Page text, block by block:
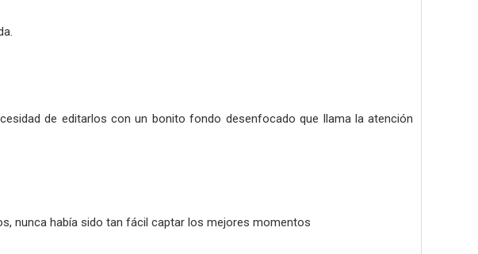
de editarlos con un bonito fondo desenfocado que llama la atención
nunca había sido tan fácil captar los mejores momentos